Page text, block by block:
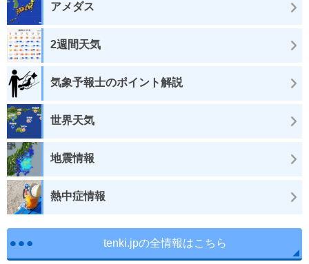
アメダス
2週間天気
気象予報士のポイント解説
世界天気
地震情報
熱中症情報
tenki.jpの全情報はこちら